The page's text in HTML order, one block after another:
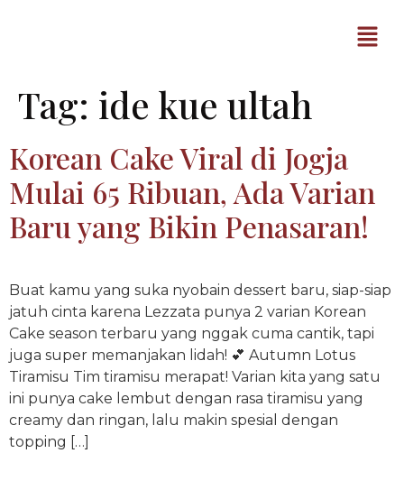
Tag: ide kue ultah
Korean Cake Viral di Jogja
Mulai 65 Ribuan, Ada Varian
Baru yang Bikin Penasaran!
Buat kamu yang suka nyobain dessert baru, siap-siap
jatuh cinta karena Lezzata punya 2 varian Korean
Cake season terbaru yang nggak cuma cantik, tapi
juga super memanjakan lidah! 💕 Autumn Lotus
Tiramisu Tim tiramisu merapat! Varian kita yang satu
ini punya cake lembut dengan rasa tiramisu yang
creamy dan ringan, lalu makin spesial dengan
topping […]